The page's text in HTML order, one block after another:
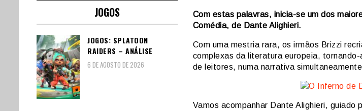
Com estas palavras, inicia-se um dos
Comédia, de Dante Alighieri.
Com uma mestria rara, os irmãos Brizzi
complexas da literatura europeia,
de leitores, numa narrativa
Vamos acompanhar Dante Alighieri, guiado
JOGOS
JOGOS: SPLATOON
RAIDERS – ANÁLISE
6 DE AGOSTO DE 2026